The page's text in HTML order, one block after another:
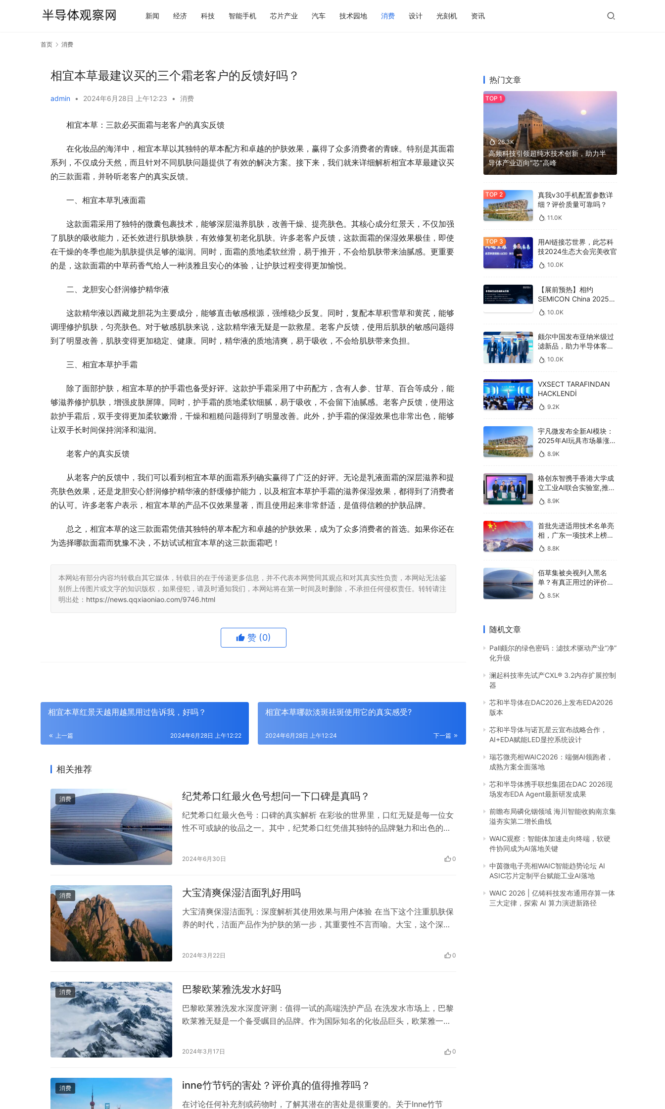
新闻 经济 科技 智能手机 芯片产业 汽车 技术园地 消费 设计 光刻机 资讯
首页 消费
相宜本草最建议买的三个霜老客户的反馈好吗？
admin • 2024年6月28日 上午12:23 • 消费
相宜本草：三款必买面霜与老客户的真实反馈
在化妆品的海洋中，相宜本草以其独特的草本配方和卓越的护肤效果，赢得了众多消费者的青睐。特别是其面霜
系列，不仅成分天然，而且针对不同肌肤问题提供了有效的解决方案。接下来，我们就来详细解析相宜本草最建议买
的三款面霜，并聆听老客户的真实反馈。
一、相宜本草乳液面霜
这款面霜采用了独特的微囊包裹技术，能够深层滋养肌肤，改善干燥、提亮肤色。其核心成分红景天，不仅加强
了肌肤的吸收能力，还长效进行肌肤焕肤，有效修复初老化肌肤。许多老客户反馈，这款面霜的保湿效果极佳，即使
在干燥的冬季也能为肌肤提供足够的滋润。同时，面霜的质地柔软丝滑，易于推开，不会给肌肤带来油腻感。更重要
的是，这款面霜的中草药香气给人一种淡雅且安心的体验，让护肤过程变得更加愉悦。
二、龙胆安心舒润修护精华液
这款精华液以西藏龙胆花为主要成分，能够直击敏感根源，强维稳少反复。同时，复配本草积雪草和黄芪，能够
调理修护肌肤，匀亮肤色。对于敏感肌肤来说，这款精华液无疑是一款救星。老客户反馈，使用后肌肤的敏感问题得
到了明显改善，肌肤变得更加稳定、健康。同时，精华液的质地清爽，易于吸收，不会给肌肤带来负担。
三、相宜本草护手霜
除了面部护肤，相宜本草的护手霜也备受好评。这款护手霜采用了中药配方，含有人参、甘草、百合等成分，能
够滋养修护肌肤，增强皮肤屏障。同时，护手霜的质地柔软细腻，易于吸收，不会留下油腻感。老客户反馈，使用这
款护手霜后，双手变得更加柔软嫩滑，干燥和粗糙问题得到了明显改善。此外，护手霜的保湿效果也非常出色，能够
让双手长时间保持润泽和滋润。
老客户的真实反馈
从老客户的反馈中，我们可以看到相宜本草的面霜系列确实赢得了广泛的好评。无论是乳液面霜的深层滋养和提
亮肤色效果，还是龙胆安心舒润修护精华液的舒缓修护能力，以及相宜本草护手霜的滋养保湿效果，都得到了消费者
的认可。许多老客户表示，相宜本草的产品不仅效果显著，而且使用起来非常舒适，是值得信赖的护肤品牌。
总之，相宜本草的这三款面霜凭借其独特的草本配方和卓越的护肤效果，成为了众多消费者的首选。如果你还在
为选择哪款面霜而犹豫不决，不妨试试相宜本草的这三款面霜吧！
本网站有部分内容均转载自其它媒体，转载目的在于传递更多信息，并不代表本网赞同其观点和对其真实性负责，本网站无法鉴
别所上传图片或文字的知识版权，如果侵犯，请及时通知我们，本网站将在第一时间及时删除，不承担任何侵权责任。转转请注
明出处： https://news.qqxiaoniao.com/9746.html
赞 (0)
相宜本草红景天越用越黑用过告诉我，好吗？
上一篇 2024年6月28日 上午12:22
相宜本草哪款淡斑祛斑使用它的真实感受?
下一篇
2024年6月28日 上午12:24
相关推荐
消费 纪梵希口红最火色号想问一下口碑是真吗？
纪梵希口红最火色号：口碑的真实解析 在彩妆的世界里，口红无疑是每一位女
性不可或缺的妆品之一。其中，纪梵希口红凭借其独特的品牌魅力和出色的产
无疑会引发一场关于口碑真实性的热烈讨论。 首先，我们不得不提的是纪梵希
2024年6月30日 0
消费 大宝清爽保湿洁面乳好用吗
大宝清爽保湿洁面乳：深度解析其使用效果与用户体验 在当下这个注重肌肤保
养的时代，洁面产品作为护肤的第一步，其重要性不言而喻。大宝，这个深受
大宝清爽保湿洁面乳好用吗？下面我们将从产品成分、使用效果、用户体验等
2024年3月22日 0
消费 巴黎欧莱雅洗发水好吗
巴黎欧莱雅洗发水深度评测：值得一试的高端洗护产品 在洗发水市场上，巴黎
欧莱雅无疑是一个备受瞩目的品牌。作为国际知名的化妆品巨头，欧莱雅一直
雅洗发水到底好不好呢？今天我们就来深入评测一下。 一、产品成分分析 巴黎
2024年3月17日 0
消费 inne竹节钙的害处？评价真的值得推荐吗？
在讨论任何补充剂或药物时，了解其潜在的害处是很重要的。关于Inne竹节
热门文章
26.3K
高频科技引领超纯水技术创新，助力半
导体产业迈向“芯”高峰
真我v30手机配置参数详
细？评价质量可靠吗？
11.0K
用AI链接芯世界，此芯科
技2024生态大会完美收官
10.0K
【展前预热】相约
SEMICON China 2025，
德克威尔总线解决方案革
新助力半导体设备高效升
10.0K
颇尔中国发布亚纳米级过
滤新品，助力半导体客户
良率提升
10.0K
VXSECT TARAFINDAN
HACKLENDİ
9.2K
宇凡微发布全新AI模块：
2025年AI玩具市场暴涨
400亿，90%传统厂商的
生死战即将打响
8.9K
格创东智携手香港大学成
立工业AI联合实验室,推进
AMHS智能物料搬运调度
系统研发
8.9K
首批先进适用技术名单亮
相，广东一项技术上榜，
有何独特之处？
8.8K
佰草集被央视列入黑名
单？有真正用过的评价
吗？8.5K
随机文章
Pall颇尔的绿色密码：滤技术驱动产业“净”
化升级
澜起科技率先试产CXL® 3.2内存扩展控制
器
芯和半导体在DAC2026上发布EDA2026
版本
芯和半导体与诺瓦星云宣布战略合作，
AI+EDA赋能LED显控系统设计
瑞芯微亮相WAIC2026：端侧AI领跑者，
成熟方案全面落地
芯和半导体携手联想集团在DAC 2026现
场发布EDA Agent最新研发成果
前瞻布局磷化铟领域 海川智能收购南京集
溢夯实第二增长曲线
WAIC观察：智能体加速走向终端，软硬
件协同成为AI落地关键
中茵微电子亮相WAIC智能趋势论坛 AI
ASIC芯片定制平台赋能工业AI落地
WAIC 2026 | 亿铸科技发布通用存算一体
三大定律，探索 AI 算力演进新路径